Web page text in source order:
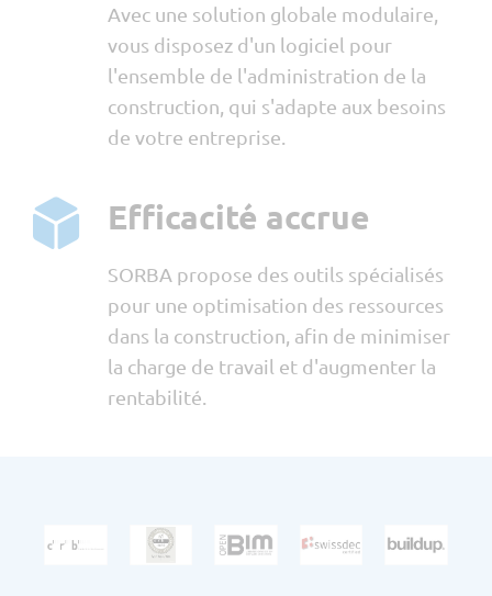
Avec une solution globale modulaire,
vous disposez d'un logiciel pour
l'ensemble de l'administration de la
construction, qui s'adapte aux besoins
de votre entreprise.
Efficacité accrue
SORBA propose des outils spécialisés
pour une optimisation des ressources
dans la construction, afin de minimiser
la charge de travail et d'augmenter la
rentabilité.